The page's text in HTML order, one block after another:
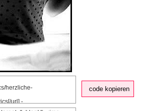
code kopieren